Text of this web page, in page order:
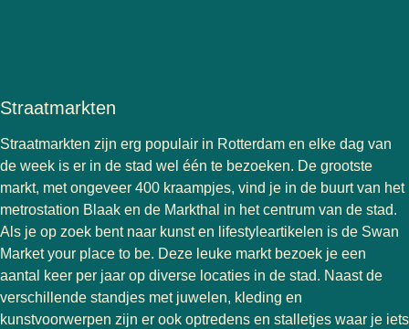
Straatmarkten
Straatmarkten zijn erg populair in Rotterdam en elke dag van
de week is er in de stad wel één te bezoeken. De grootste
markt, met ongeveer 400 kraampjes, vind je in de buurt van het
metrostation Blaak en de Markthal in het centrum van de stad.
Als je op zoek bent naar kunst en lifestyleartikelen is de Swan
Market your place to be. Deze leuke markt bezoek je een
aantal keer per jaar op diverse locaties in de stad. Naast de
verschillende standjes met juwelen, kleding en
kunstvoorwerpen zijn er ook optredens en stalletjes waar je iets